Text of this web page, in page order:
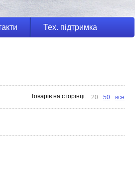
Тех. підтримка
Товарів на сторінці: 20 50 все